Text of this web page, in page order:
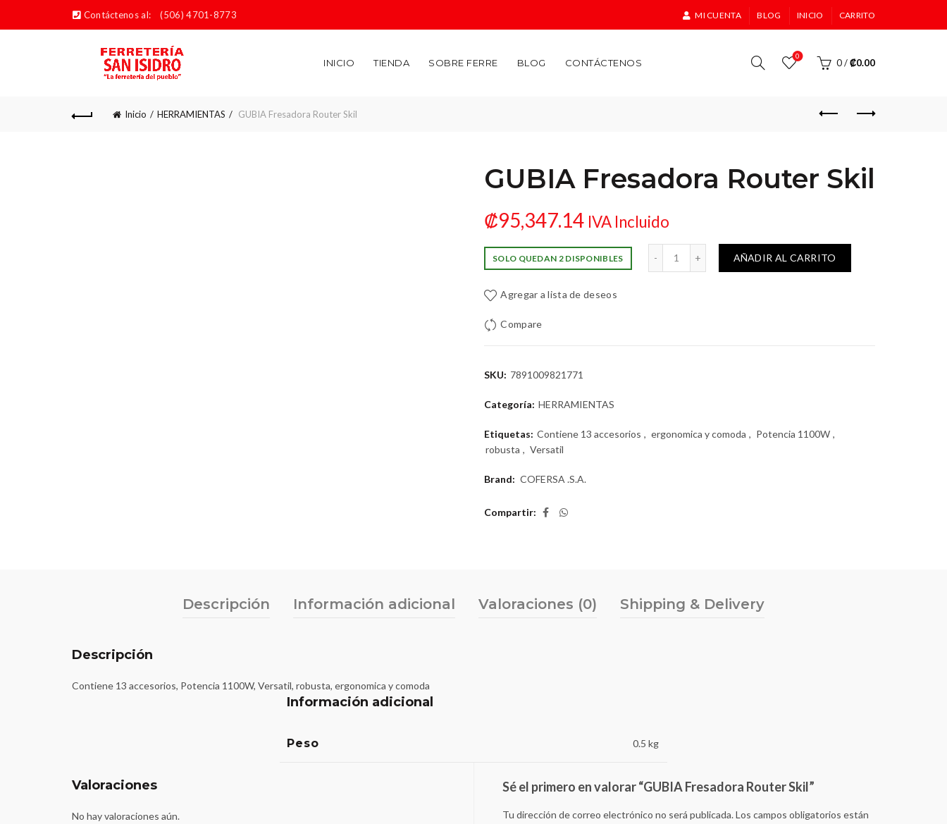
Contáctenos al: (506) 4701-8773 MI CUENTA BLOG INICIO CARRITO
INICIO TIENDA SOBRE FERRE BLOG CONTÁCTENOS
0
0/₡0.00
Inicio HERRAMIENTAS GUBIA Fresadora Router Skil
GUBIA Fresadora Router Skil
₡95,347.14 IVA Incluido
SOLO QUEDAN 2 DISPONIBLES
GUBIA Fresadora Router Skil cantidad
AÑADIR AL CARRITO
Agregar a lista de deseos
Compare
SKU: 7891009821771
Categoría: HERRAMIENTAS
Etiquetas: Contiene 13 accesorios , ergonomica y comoda , Potencia 1100W ,
robusta , Versatil
Brand: COFERSA .S.A.
Compartir
Descripción Información adicional Valoraciones (0) Shipping & Delivery
Descripción
Contiene 13 accesorios, Potencia 1100W, Versatil, robusta, ergonomica y comoda
Información adicional
Peso 0.5 kg
Valoraciones
No hay valoraciones aún.
Sé el primero en valorar “GUBIA Fresadora Router Skil”
Tu dirección de correo electrónico no será publicada.Los campos obligatorios están